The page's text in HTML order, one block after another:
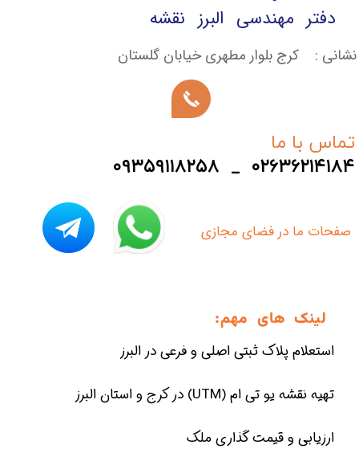
دفتر مهندسی البرز نقشه
نشانی : کرج بلوار مطهری خیابان گلستان
تماس با ما
۰۹۳۵۹۱۱۸۲۵۸ _ ۰۲۶۳۶۲۱۴۱۸۴
​صفحات ما در فضای مجازی
لینک های مهم:
استعلام پلاک ثبتی اصلی و فرعی در البرز
تهیه نقشه یو تی ام (UTM) در کرج و استان البرز
ارزیابی و قیمت گذاری ملک